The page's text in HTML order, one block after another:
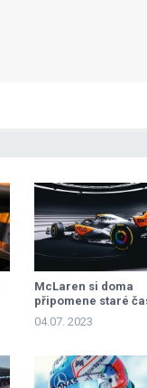
McLaren si doma
připomene staré
04.07. 2023